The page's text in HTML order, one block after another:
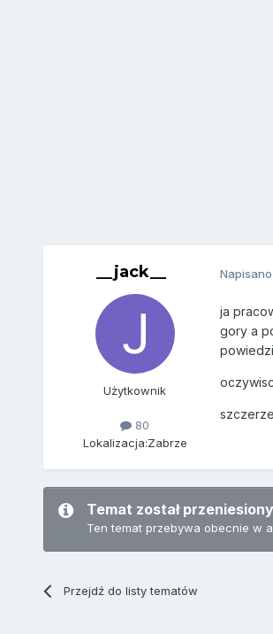
__jack__
Użytkownik
80
Lokalizacja:Zabrze
Napisano
ja
gory a
Temat został
Ten temat przebywa obecnie w
Przejdź do listy tematów